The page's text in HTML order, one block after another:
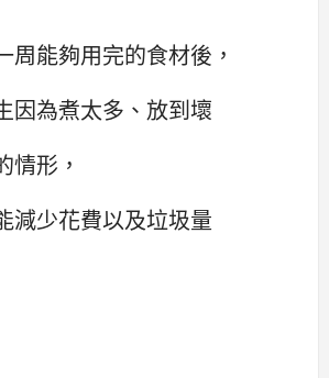
周能夠用完的食材後，
因為煮太多、放到壞
情形，
減少花費以及垃圾量